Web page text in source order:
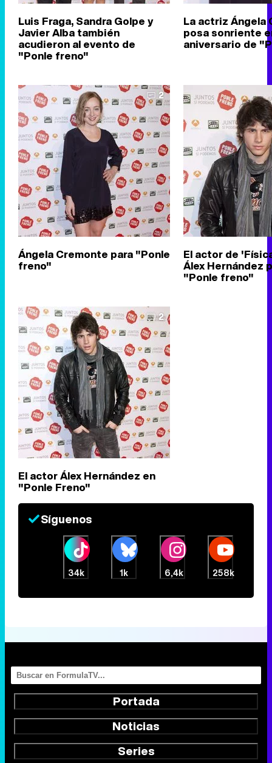
Luis Fraga, Sandra Golpe y
Javier Alba también
acudieron al evento de
"Ponle freno"
La actriz Ángela
posa sonriente
aniversario de
2
Ángela Cremonte para "Ponle
freno"
El actor de
Álex Hernández
"Ponle freno"
2
El actor Álex Hernández en
"Ponle Freno"
Síguenos
34k 1k 6,4k 258k
Portada
Noticias
Series